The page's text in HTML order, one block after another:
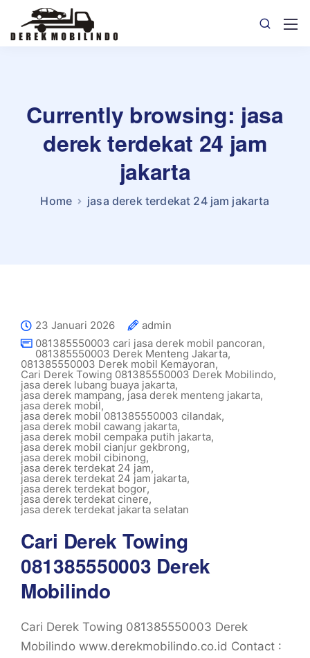
Currently browsing: jasa
derek terdekat 24 jam
jakarta
Home jasa derek terdekat 24 jam jakarta
23 Januari 2026
admin
081385550003 cari jasa derek mobil pancoran,
081385550003 Derek Menteng Jakarta,
081385550003 Derek mobil Kemayoran,
Cari Derek Towing 081385550003 Derek Mobilindo,
jasa derek lubang buaya jakarta,
jasa derek mampang, jasa derek menteng jakarta,
jasa derek mobil,
jasa derek mobil 081385550003 cilandak,
jasa derek mobil cawang jakarta,
jasa derek mobil cempaka putih jakarta,
jasa derek mobil cianjur gekbrong,
jasa derek mobil cibinong,
jasa derek terdekat 24 jam,
jasa derek terdekat 24 jam jakarta,
jasa derek terdekat bogor,
jasa derek terdekat cinere,
jasa derek terdekat jakarta selatan
Cari Derek Towing
081385550003 Derek
Mobilindo
Cari Derek Towing 081385550003 Derek
Mobilindo www.derekmobilindo.co.id Contact :